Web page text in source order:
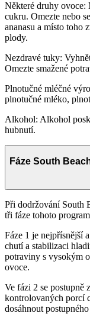
Některé druhy ovoce:
cukru. Omezte nebo
ananasu a místo toho
plody.
Nezdravé tuky:
Omezte smažené
Plnotučné mléčné
plnotučné mléko,
Alkohol: Alkohol
hubnutí.
Fáze South
Při dodržování South
tři fáze tohoto
Fáze 1 je nejpřísnější
chutí a stabilizaci
potraviny s vysokým
ovoce.
Ve fázi 2 se postupně
kontrolovaných porcí
dosáhnout